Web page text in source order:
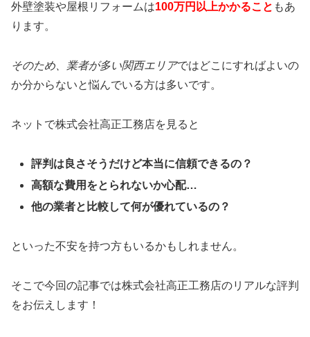
外壁塗装や屋根リフォームは100万円以上かかること もあ
ります。
そのため、業者が多い関西エリアではどこにすればよいの
か分からないと悩んでいる方は多いです。
ネットで株式会社高正工務店を見ると
評判は良さそうだけど本当に信頼できるの？
高額な費用をとられないか心配…
他の業者と比較して何が優れているの？
といった不安を持つ方もいるかもしれません。
そこで今回の記事では株式会社高正工務店のリアルな評判
をお伝えします！